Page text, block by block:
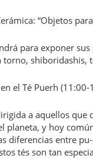
“Objetos
para exponer
shiboridashis,
el Té Puerh (11:00-
a aquellos
planeta, y hoy
diferencias entre
tés son tan